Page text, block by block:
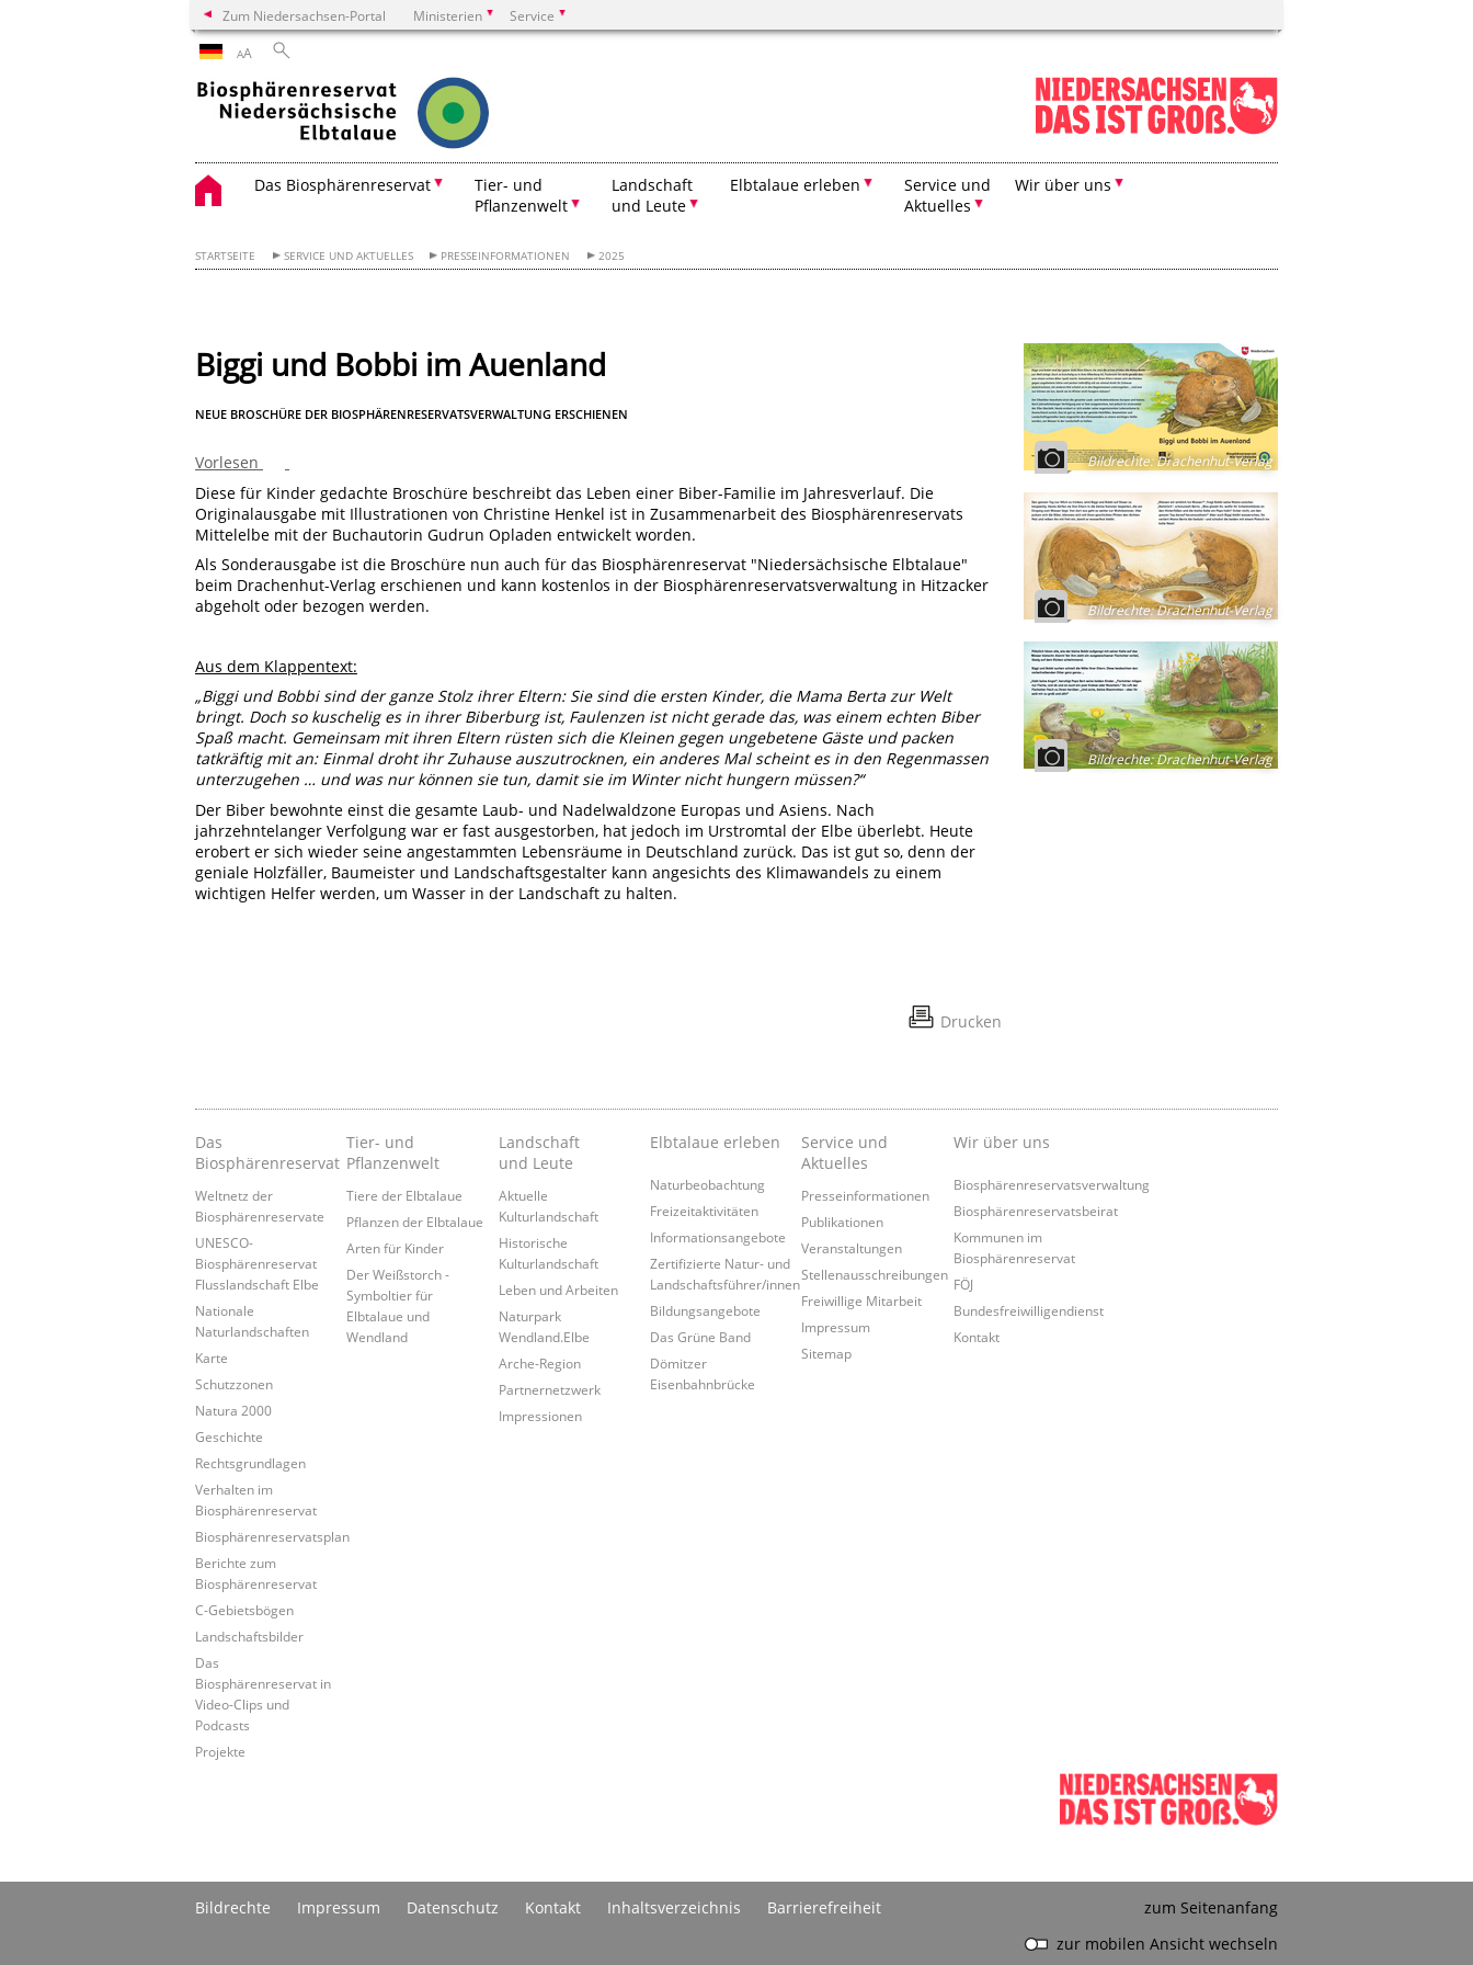
Zum Niedersachsen-Portal Ministerien Service
AA
Das Biosphärenreservat
Tier- und
Pflanzenwelt
Landschaft
und Leute
Elbtalaue erleben
Service und
Aktuelles
Wir über uns
STARTSEITE SERVICE UND AKTUELLES PRESSEINFORMATIONEN 2025
Biggi und Bobbi im Auenland
NEUE BROSCHÜRE DER BIOSPHÄRENRESERVATSVERWALTUNG ERSCHIENEN
Vorlesen
Diese für Kinder gedachte Broschüre beschreibt das Leben einer Biber-Familie im Jahresverlauf. Die
Originalausgabe mit Illustrationen von Christine Henkel ist in Zusammenarbeit des Biosphärenreservats
Mittelelbe mit der Buchautorin Gudrun Opladen entwickelt worden.
Als Sonderausgabe ist die Broschüre nun auch für das Biosphärenreservat "Niedersächsische Elbtalaue"
beim Drachenhut-Verlag erschienen und kann kostenlos in der Biosphärenreservatsverwaltung in Hitzacker
abgeholt oder bezogen werden.
Aus dem Klappentext:
„Biggi und Bobbi sind der ganze Stolz ihrer Eltern: Sie sind die ersten Kinder, die Mama Berta zur Welt
bringt. Doch so kuschelig es in ihrer Biberburg ist, Faulenzen ist nicht gerade das, was einem echten Biber
Spaß macht. Gemeinsam mit ihren Eltern rüsten sich die Kleinen gegen ungebetene Gäste und packen
tatkräftig mit an: Einmal droht ihr Zuhause auszutrocknen, ein anderes Mal scheint es in den Regenmassen
unterzugehen … und was nur können sie tun, damit sie im Winter nicht hungern müssen?“
Der Biber bewohnte einst die gesamte Laub- und Nadelwaldzone Europas und Asiens. Nach
jahrzehntelanger Verfolgung war er fast ausgestorben, hat jedoch im Urstromtal der Elbe überlebt. Heute
erobert er sich wieder seine angestammten Lebensräume in Deutschland zurück. Das ist gut so, denn der
geniale Holzfäller, Baumeister und Landschaftsgestalter kann angesichts des Klimawandels zu einem
wichtigen Helfer werden, um Wasser in der Landschaft zu halten.
Drucken
Bildrechte:Drachenhut-Verlag
Bildrechte:Drachenhut-Verlag
Bildrechte:Drachenhut-Verlag
Das
Biosphärenreservat
Weltnetz der
Biosphärenreservate
UNESCO-
Biosphärenreservat
Flusslandschaft Elbe
Nationale
Naturlandschaften
Karte
Schutzzonen
Natura 2000
Geschichte
Rechtsgrundlagen
Verhalten im
Biosphärenreservat
Biosphärenreservatsplan
Berichte zum
Biosphärenreservat
C-Gebietsbögen
Landschaftsbilder
Das
Biosphärenreservat in
Video-Clips und
Podcasts
Projekte
Tier- und
Pflanzenwelt
Tiere der Elbtalaue
Pflanzen der Elbtalaue
Arten für Kinder
Der Weißstorch -
Symboltier für
Elbtalaue und
Wendland
Landschaft
und Leute
Aktuelle
Kulturlandschaft
Historische
Kulturlandschaft
Leben und Arbeiten
Naturpark
Wendland.Elbe
Arche-Region
Partnernetzwerk
Impressionen
Elbtalaue erleben
Naturbeobachtung
Freizeitaktivitäten
Informationsangebote
Zertifizierte Natur- und
Landschaftsführer/innen
Bildungsangebote
Das Grüne Band
Dömitzer
Eisenbahnbrücke
Service und
Aktuelles
Presseinformationen
Publikationen
Veranstaltungen
Stellenausschreibungen
Freiwillige Mitarbeit
Impressum
Sitemap
Wir über uns
Biosphärenreservatsverwaltung
Biosphärenreservatsbeirat
Kommunen im
Biosphärenreservat
FÖJ
Bundesfreiwilligendienst
Kontakt
Bildrechte Impressum Datenschutz Kontakt Inhaltsverzeichnis Barrierefreiheit
zum Seitenanfang
zur mobilen Ansicht wechseln